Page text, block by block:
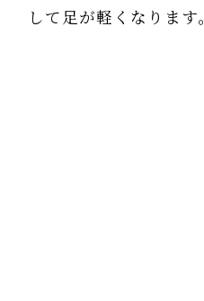
して足が軽くなります。